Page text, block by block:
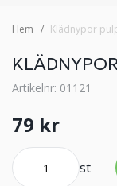
Hem Klädnypor
Artikelnr: 01121
79 kr
st